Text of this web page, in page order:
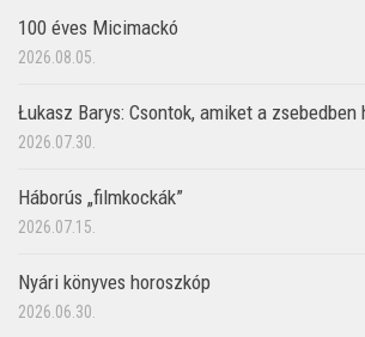
100 éves Micimackó
2026.08.05.
Łukasz Barys: Csontok, amiket a zsebedben
2026.07.30.
Háborús „filmkockák”
2026.07.15.
Nyári könyves horoszkóp
2026.06.30.